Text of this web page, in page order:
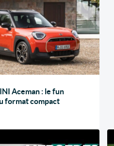
Aceman : le fun
format compact